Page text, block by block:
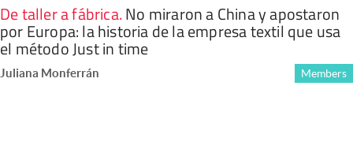
De taller a fábrica.No miraron a China y apostaron
por Europa: la historia de la empresa textil que usa
el método Just in time
Juliana Monferrán Members